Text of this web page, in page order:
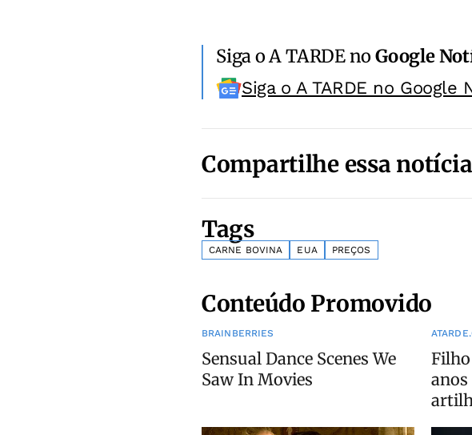
Siga o A TARDE noGoogle
Siga o A TARDE no Google
Compartilhe essa
Tags
CARNE BOVINA EUA PREÇOS